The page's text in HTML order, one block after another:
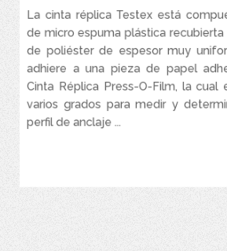
La cinta réplica Testex está
de micro espuma plástica
de poliéster de espesor muy
adhiere a una pieza de papel
Cinta Réplica Press-O-Film, la cual
varios grados para medir y
perfil de anclaje ...
una
Técnica sencilla: Ubicar sobre la
adaptar a la
Técnica probada con precisión y
numerosos
Mida con un micrómetro digital o
lector electrónico de cinta